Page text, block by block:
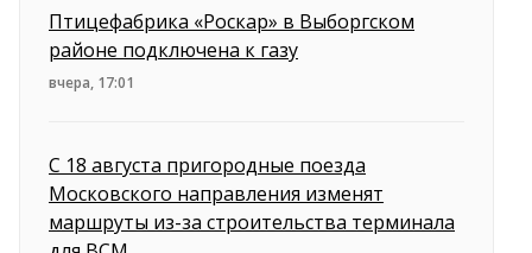
Птицефабрика «Роскар» в Выборгском
районе подключена к газу
вчера, 17:01
С 18 августа пригородные поезда
Московского направления изменят
маршруты из-за строительства терминала